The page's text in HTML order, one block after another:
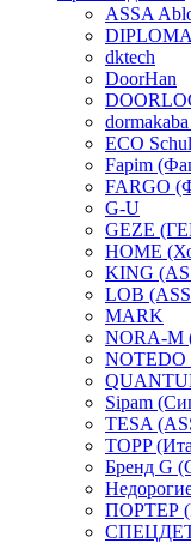
ASSA
dktech
DoorHan
ECO
Fapim
FARGO
G-U
GEZE
HOME
KING
LOB
MARK
NORA-
Sipam
TESA
TOPP
Бренд G
ПОРТЕР